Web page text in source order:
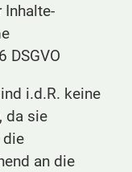
Inhalte-
DSGVO
i.d.R. keine
da sie
die
an die